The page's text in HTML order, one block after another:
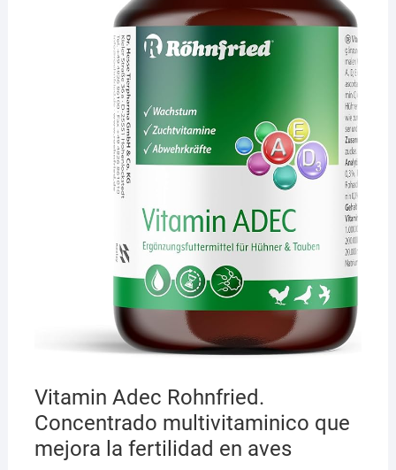
Vitamin Adec Rohnfried.
Concentrado multivitaminico que
mejora la fertilidad en aves